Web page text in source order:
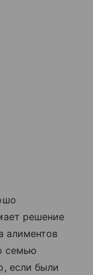
решение
алиментов
семью
если были